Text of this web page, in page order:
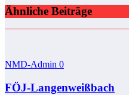
Ähnliche Beiträge
NMD-Admin 0
FÖJ-Langenweißbach